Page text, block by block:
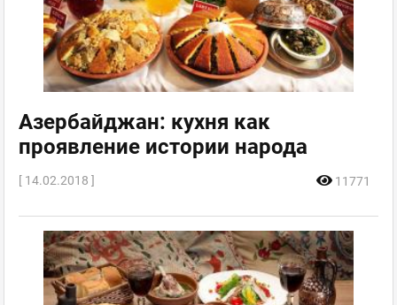
Азербайджан: кухня как
проявление истории народа
[ 14.02.2018 ] 11771